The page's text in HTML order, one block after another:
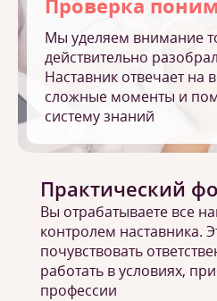
Проверка
Мы уделяем внимание
действительно
Наставник отвечает на
сложные моменты и
систему знаний
Практический
Вы отрабатываете все
контролем наставника.
почувствовать
работать в условиях,
профессии